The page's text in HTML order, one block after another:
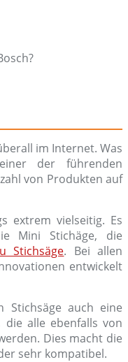
im Internet. Was
der führenden
von Produkten auf
extrem vielseitig. Es
Mini Stichäge, die
Stichsäge. Bei allen
entwickelt
auch eine
die alle ebenfalls von
Dies macht die
sehr kompatibel.